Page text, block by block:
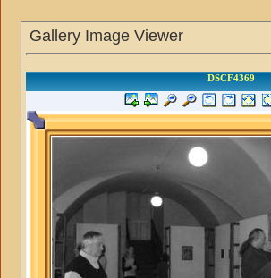
Gallery Image Viewer
DSCF4369